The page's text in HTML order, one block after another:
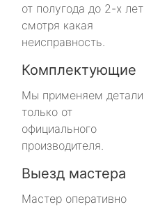
от полугода до 2-х лет
смотря какая
неисправность.
Комплектующие
Мы применяем детали
только от
официального
производителя.
Выезд мастера
Мастер оперативно